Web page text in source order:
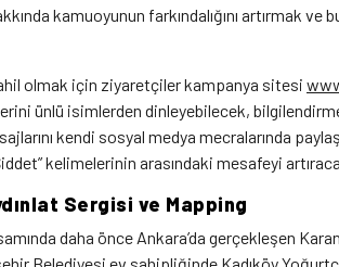
kamuoyunun farkındalığını artırmak ve
olmak için ziyaretçiler kampanya sitesi
ünlü isimlerden dinleyebilecek,
kendi sosyal medya mecralarında
kelimelerinin arasındaki mesafeyi
Sergisi ve Mapping
daha önce Ankara’da gerçekleşen